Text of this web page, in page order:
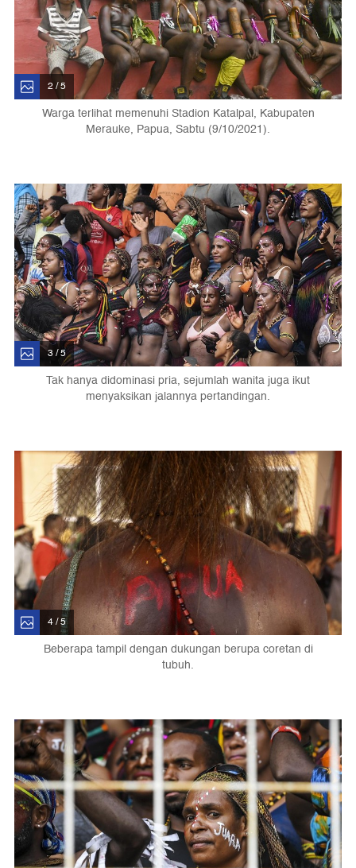
2 / 5
Warga terlihat memenuhi Stadion Katalpal, Kabupaten
Merauke, Papua, Sabtu (9/10/2021).
3 / 5
Tak hanya didominasi pria, sejumlah wanita juga ikut
menyaksikan jalannya pertandingan.
4 / 5
Beberapa tampil dengan dukungan berupa coretan di
tubuh.